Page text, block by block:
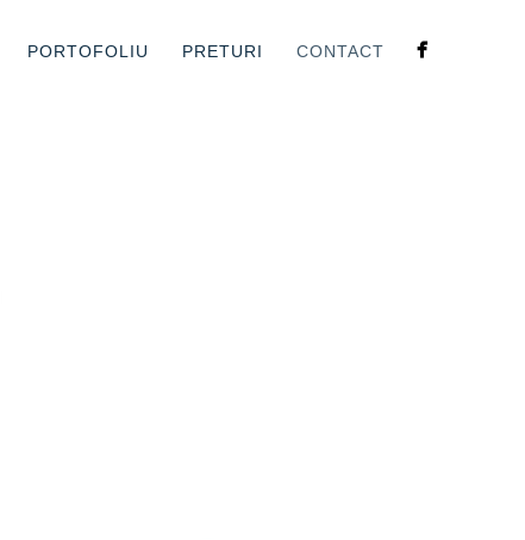
PORTOFOLIU PRETURI CONTACT